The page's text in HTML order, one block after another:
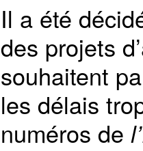
Il a été
des projets
souhaitent
les délais
numéros de